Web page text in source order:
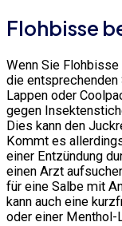
Flohbisse
Wenn Sie
die
Lappen oder
gegen
Dies kann den
Kommt es
einer Entzündung
einen Arzt
für eine Salbe mit
kann auch eine
oder einer Menthol-